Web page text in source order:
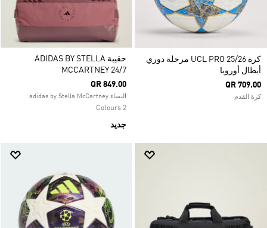
كرة UCL PRO 25/26 مرحلة دوري
أبطال أوروبا
QR 709.00
كرة القدم
حقيبة ADIDAS BY STELLA
MCCARTNEY 24/7
QR 849.00
النساء adidas by Stella McCartney
2 Colours
جديد